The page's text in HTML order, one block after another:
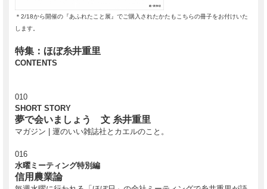
＊2/18から開催の『あふれたこと展』でご購入されたかたもこちらの冊子をお付けいた
します。
特集：ほぼ糸井重里
CONTENTS
010
SHORT STORY
夢で会いましょう 文 糸井重里
マガジン | 運のいい雑誌社とカエルのこと。
016
水曜ミーティング特別編
信用農業論